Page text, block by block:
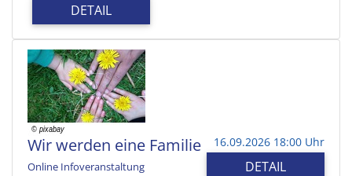
DETAIL
Wir werden eine Familie
Online Infoveranstaltung
16.09.2026 18:00 Uhr
DETAIL